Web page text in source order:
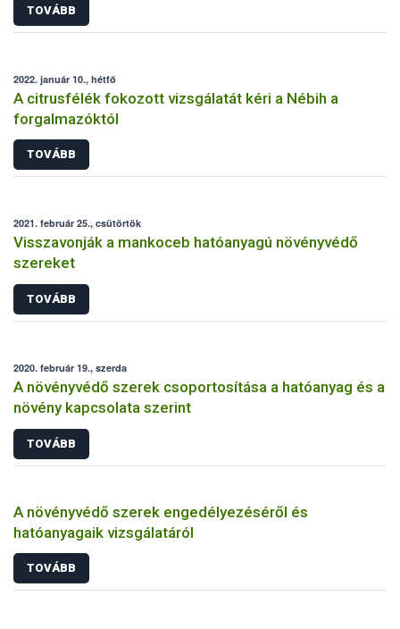
TOVÁBB
2022. január 10., hétfő
A citrusfélék fokozott vizsgálatát kéri a Nébih a
forgalmazóktól
TOVÁBB
2021. február 25., csütörtök
Visszavonják a mankoceb hatóanyagú növényvédő
szereket
TOVÁBB
2020. február 19., szerda
A növényvédő szerek csoportosítása a hatóanyag és a
növény kapcsolata szerint
TOVÁBB
A növényvédő szerek engedélyezéséről és
hatóanyagaik vizsgálatáról
TOVÁBB